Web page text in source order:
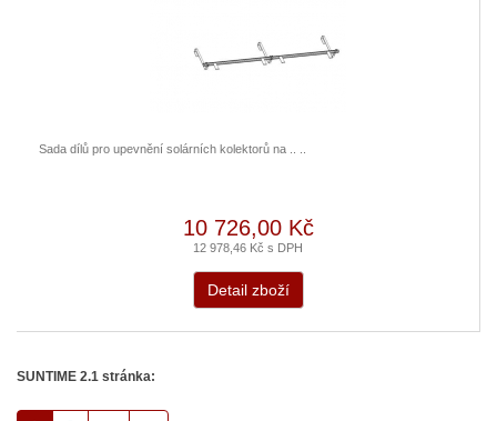
Sada dílů pro upevnění solárních kolektorů na .. ..
10 726,00 Kč
12 978,46 Kč s DPH
Detail zboží
SUNTIME 2.1 stránka: